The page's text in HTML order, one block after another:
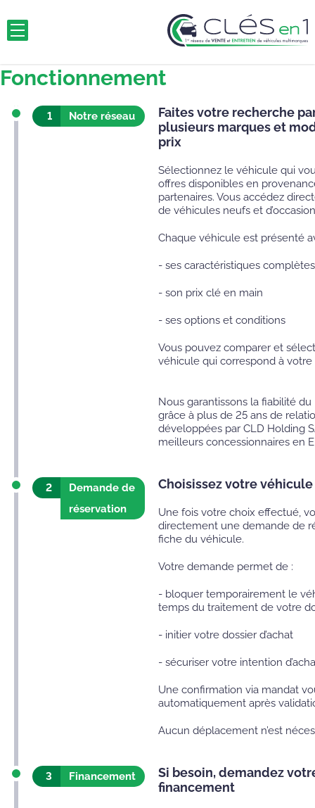
Fonctionnement
1 Notre réseau
Faites votre recherche
plusieurs marques et
prix
Sélectionnez le véhicule qui
offres disponibles en
partenaires. Vous accédez
de véhicules neufs et
Chaque véhicule est présenté
- ses caractéristiques complètes
- son prix clé en main
- ses options et conditions
Vous pouvez comparer et
véhicule qui correspond à votre
Nous garantissons la fiabilité
grâce à plus de 25 ans de
développées par CLD Holding
meilleurs concessionnaires en
2
Demande de
réservation
Choisissez votre véhicule
Une fois votre choix effectué,
directement une demande de
fiche du véhicule.
Votre demande permet de :
- bloquer temporairement le
temps du traitement de votre
- initier votre dossier d’achat
- sécuriser votre intention
Une confirmation via mandat
automatiquement après
Aucun déplacement n’est
3 Financement
Si besoin, demandez
financement